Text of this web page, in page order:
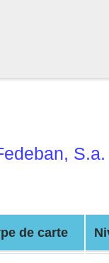
S.a.
de carte